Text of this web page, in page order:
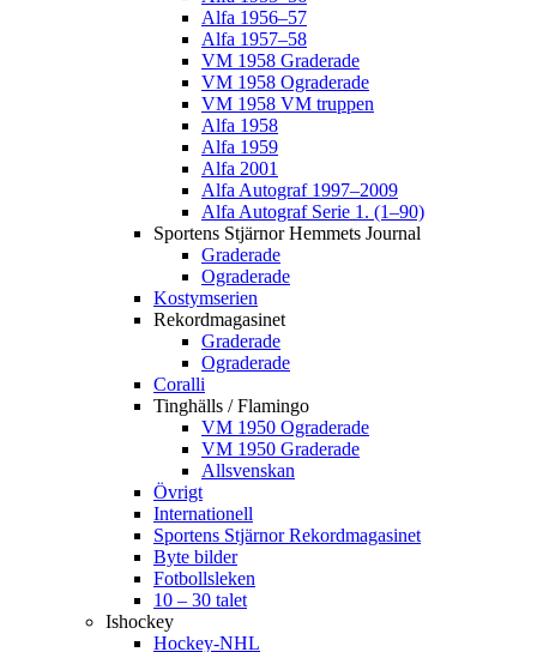
Alfa 1956–57
Alfa 1957–58
VM 1958 Graderade
VM 1958 Ograderade
VM 1958 VM truppen
Alfa 1958
Alfa 1959
Alfa 2001
Alfa Autograf 1997–2009
Alfa Autograf Serie 1. (1–90)
Sportens Stjärnor Hemmets Journal
Graderade
Ograderade
Kostymserien
Rekordmagasinet
Graderade
Ograderade
Coralli
Tinghälls / Flamingo
VM 1950 Ograderade
VM 1950 Graderade
Allsvenskan
Övrigt
Internationell
Sportens Stjärnor Rekordmagasinet
Byte bilder
Fotbollsleken
10 – 30 talet
Ishockey
Hockey-NHL